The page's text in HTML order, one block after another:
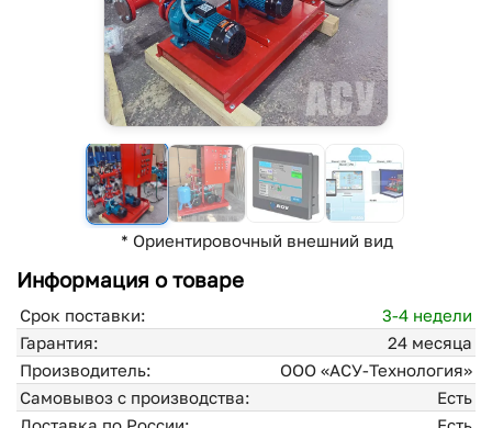
* Ориентировочный внешний вид
Информация о товаре
Срок поставки:
3-4 недели
Гарантия:
24 месяца
Производитель:
ООО «АСУ-Технология»
Самовывоз с производства:
Есть